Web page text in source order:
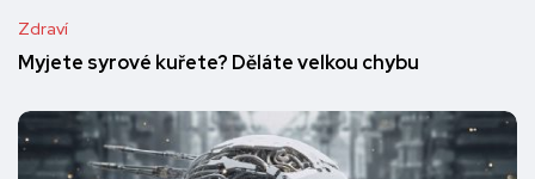
Zdraví
Myjete syrové kuřete? Děláte velkou chybu